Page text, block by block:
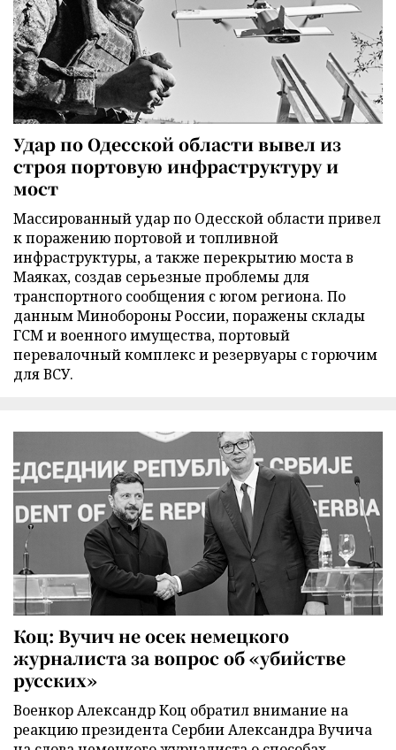
Удар по Одесской области вывел из
строя портовую инфраструктуру и
мост
Массированный удар по Одесской области привел
к поражению портовой и топливной
инфраструктуры, а также перекрытию моста в
Маяках, создав серьезные проблемы для
транспортного сообщения с югом региона. По
данным Минобороны России, поражены склады
ГСМ и военного имущества, портовый
перевалочный комплекс и резервуары с горючим
для ВСУ.
Коц: Вучич не осек немецкого
журналиста за вопрос об «убийстве
русских»
Военкор Александр Коц обратил внимание на
реакцию президента Сербии Александра Вучича